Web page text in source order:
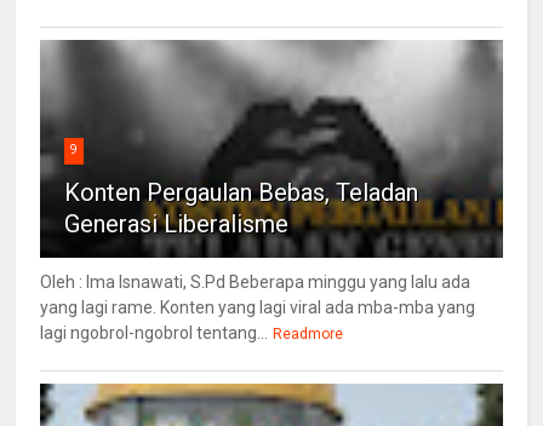
9
Konten Pergaulan Bebas, Teladan
Generasi Liberalisme
Oleh : Ima Isnawati, S.Pd Beberapa minggu yang lalu ada
yang lagi rame. Konten yang lagi viral ada mba-mba yang
lagi ngobrol-ngobrol tentang...
Readmore